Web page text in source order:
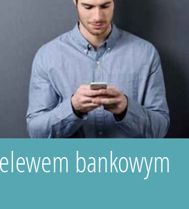
bankowym